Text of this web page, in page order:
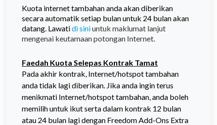
Kuota internet tambahan anda akan diberikan
secara automatik setiap bulan untuk 24 bulan akan
datang. Lawatidi siniuntuk maklumat lanjut
mengenai keutamaan potongan Internet.
Faedah Kuota Selepas Kontrak Tamat
Pada akhir kontrak, Internet/hotspot tambahan
anda tidak lagi diberikan. Jika anda ingin terus
menikmati Internet/hotspot tambahan, anda boleh
memilih untuk ikut serta dalam kontrak 12 bulan
atau 24 bulan lagi dengan Freedom Add-Ons Extra